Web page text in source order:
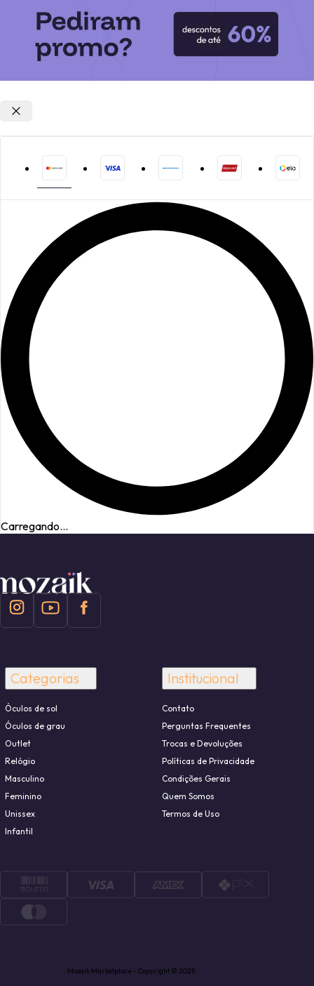
Carregando...
Categorias
Óculos de sol
Óculos de grau
Outlet
Relógio
Masculino
Feminino
Unissex
Infantil
Institucional
Contato
Perguntas Frequentes
Trocas e Devoluções
Políticas de Privacidade
Condições Gerais
Quem Somos
Termos de Uso
Mozaik Marketplace - Copyright © 2025.